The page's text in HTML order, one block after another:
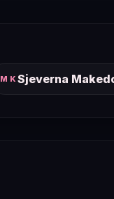
MKSjeverna